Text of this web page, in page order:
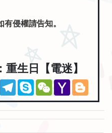
侵權請告知。
生日【電迷】
GmailTelegramSkypeWeChatYahoo
Mail